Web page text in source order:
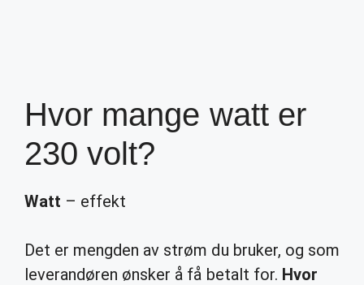
Hvor mange watt er
230 volt?
Watt – effekt
Det er mengden av strøm du bruker, og som
leverandøren ønsker å få betalt for. Hvor